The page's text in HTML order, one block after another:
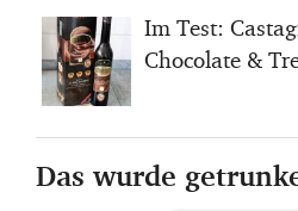
Im Test:
Chocolate &
Das wurde